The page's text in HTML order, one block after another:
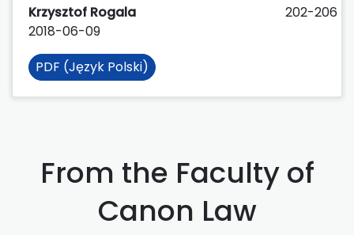
Krzysztof Rogala
202-206
2018-06-09
PDF (Język Polski)
From the Faculty of
Canon Law